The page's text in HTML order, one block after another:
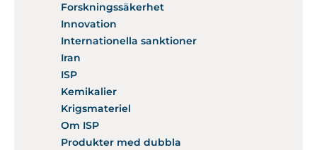
Forskningssäkerhet
Innovation
Internationella sanktioner
Iran
ISP
Kemikalier
Krigsmateriel
Om ISP
Produkter med dubbla